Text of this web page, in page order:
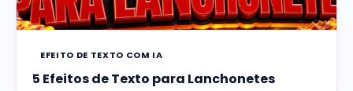
EFEITO DE TEXTO COM IA
5 Efeitos de Texto para Lanchonetes